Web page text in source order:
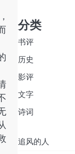
分类
书评
历史
影评
文字
诗词
追风的人